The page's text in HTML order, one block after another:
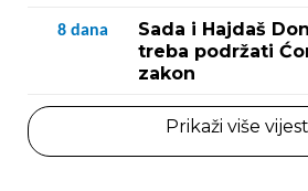
8 dana
Sada i Hajdaš
treba podržati
zakon
Prikaži više